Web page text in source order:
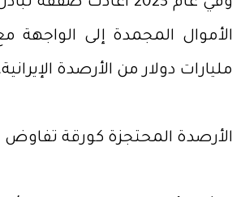
مليارات دولار من الأرصدة الإيرانية.
الأرصدة المحتجزة كورقة تفاوض